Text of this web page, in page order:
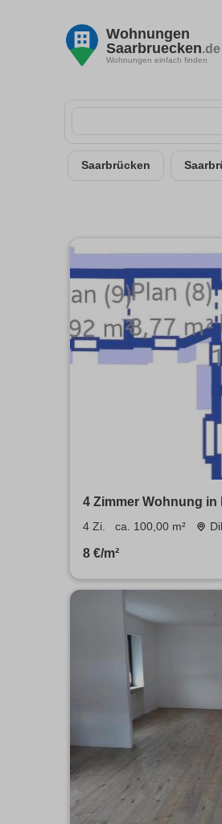
Wohnungen
Saarbruecken.de
Wohnungen einfach finden
Saarbrücken
4 Zimmer Wohnung in
4 Zi. ca. 100,00 m²
8 €/m²